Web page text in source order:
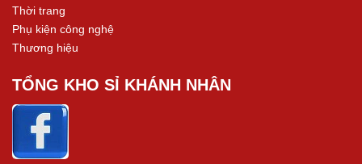
Thời trang
Phụ kiện công nghệ
Thương hiệu
TỔNG KHO SỈ KHÁNH NHÂN